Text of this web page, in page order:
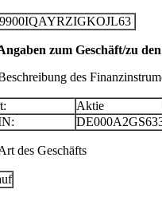
zum Geschäft/zu
des
Aktie
des Geschäfts